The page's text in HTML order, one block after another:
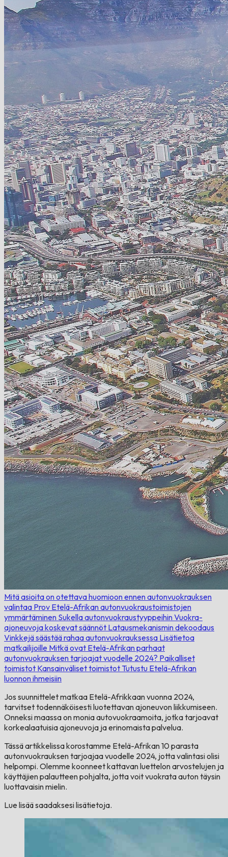
Mitä asioita on otettava huomioon ennen autonvuokrauksen
valintaa Prov Etelä-Afrikan autonvuokraustoimistojen
ymmärtäminen Sukella autonvuokraustyyppeihinVuokra-
ajoneuvoja koskevat säännöt Latausmekanismin dekoodaus
Vinkkejä säästää rahaa autonvuokrauksessa Lisätietoa
matkailijoille Mitkä ovat Etelä-Afrikan parhaat
autonvuokrauksen tarjoajat vuodelle 2024? Paikalliset
toimistot Kansainväliset toimistot Tutustu Etelä-Afrikan
luonnon ihmeisiin
Jos suunnittelet matkaa Etelä-Afrikkaan vuonna 2024,
tarvitset todennäköisesti luotettavan ajoneuvon liikkumiseen.
Onneksi maassa on monia autovuokraamoita, jotka tarjoavat
korkealaatuisia ajoneuvoja ja erinomaista palvelua.
Tässä artikkelissa korostamme Etelä-Afrikan 10 parasta
autonvuokrauksen tarjoajaa vuodelle 2024, jotta valintasi olisi
helpompi. Olemme koonneet kattavan luettelon arvostelujen ja
käyttäjien palautteen pohjalta, jotta voit vuokrata auton täysin
luottavaisin mielin.
Lue lisää saadaksesi lisätietoja.